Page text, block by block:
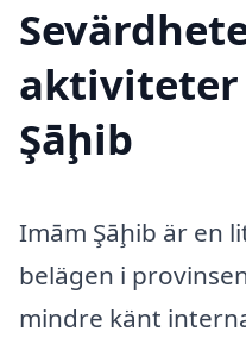
aktiviteter
Şāḩib
Imām Şāḩib är en
belägen i
mindre känt